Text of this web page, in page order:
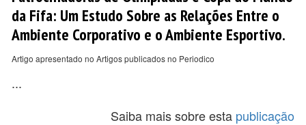
da Fifa: Um Estudo Sobre as Relações Entre o
Ambiente Corporativo e o Ambiente Esportivo.
Artigo apresentado no Artigos publicados no Periodico
...
Saiba mais sobre esta publicação